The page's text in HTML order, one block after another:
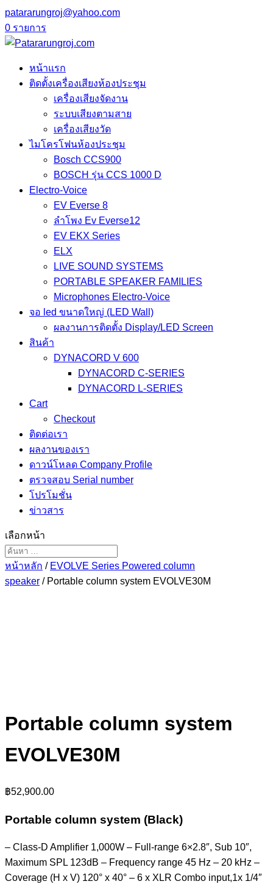
patararungroj@yahoo.com
0 รายการ
หน้าแรก
ติดตั้งเครื่องเสียงห้องประชุม
เครื่องเสียงจัดงาน
ระบบเสียงตามสาย
เครื่องเสียงวัด
ไมโครโฟนห้องประชุม
Bosch CCS900
BOSCH รุ่น CCS 1000 D
Electro-Voice
EV Everse 8
ลำโพง Ev Everse12
EV EKX Series
ELX
LIVE SOUND SYSTEMS
PORTABLE SPEAKER FAMILIES
Microphones Electro-Voice
จอ led ขนาดใหญ่ (LED Wall)
ผลงานการติดตั้ง Display/LED Screen
สินค้า
DYNACORD V 600
DYNACORD C-SERIES
DYNACORD L-SERIES
Cart
Checkout
ติดต่อเรา
ผลงานของเรา
ดาวน์โหลด Company Profile
ตรวจสอบ Serial number
โปรโมชั่น
ข่าวสาร
เลือกหน้า
หน้าหลัก / EVOLVE Series Powered column
speaker / Portable column system EVOLVE30M
Portable column system
EVOLVE30M
฿52,900.00
Portable column system (Black)
– Class-D Amplifier 1,000W – Full-range 6×2.8″, Sub 10″,
Maximum SPL 123dB – Frequency range 45 Hz – 20 kHz –
Coverage (H x V) 120° x 40° – 6 x XLR Combo input,1x 1/4″